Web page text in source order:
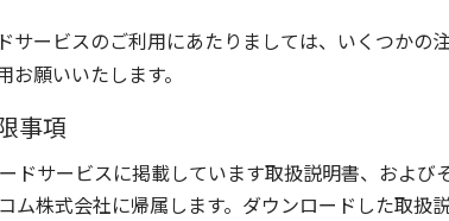
サービスのご利用にあたりましては、いくつか
願いいたします。
事項
ドサービスに掲載しています取扱説明書、およ
ム株式会社に帰属します。ダウンロードした取